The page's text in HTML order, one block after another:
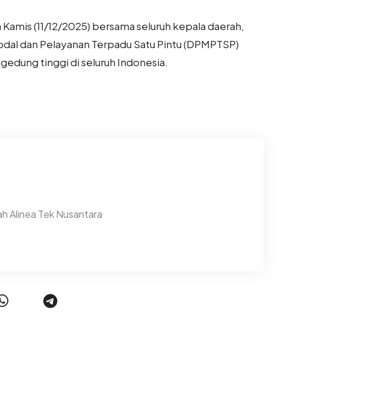
(11/12/2025) bersama seluruh kepala daerah,
dan Pelayanan Terpadu Satu Pintu (DPMPTSP)
tinggi di seluruh Indonesia.
Alinea Tek Nusantara